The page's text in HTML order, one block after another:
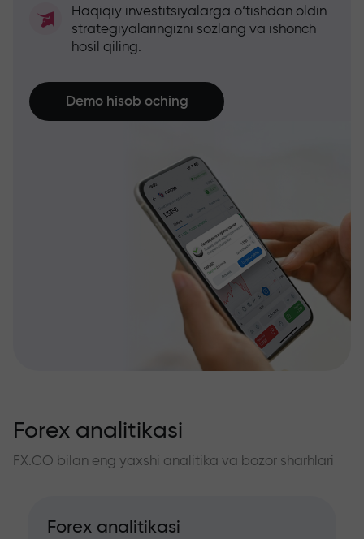
Haqiqiy investitsiyalarga o‘tishdan oldin
strategiyalaringizni sozlang va ishonch
hosil qiling.
Demo hisob oching
Forex analitikasi
FX.CO bilan eng yaxshi analitika va bozor sharhlari
Forex analitikasi